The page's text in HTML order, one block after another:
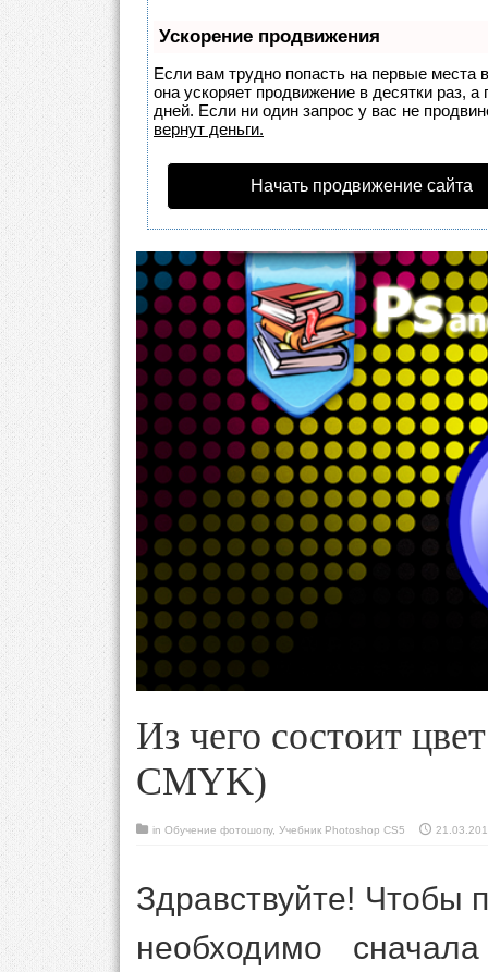
Ускорение продвижения
Если вам трудно попасть на первые места
она ускоряет продвижение в десятки раз,
дней. Если ни один запрос у вас не
вернут деньги.
Начать продвижение сайта
Из чего состоит
CMYK)
in Обучение фотошопу, Учебник Photoshop CS5
Здравствуйте! Чтобы
необходимо